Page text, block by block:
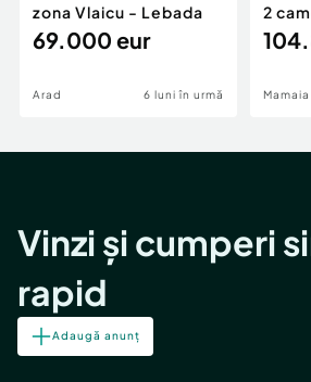
zona Vlaicu - Lebada
69.000 eur
Arad 6 luni în urmă
2
Mamaia
Vinzi și cumperi
rapid
Adaugă anunț